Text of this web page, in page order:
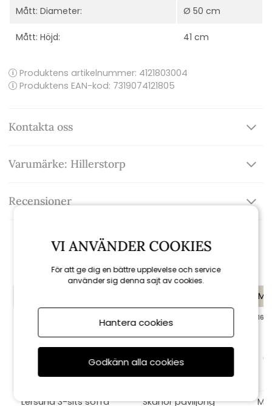
Mått: Diameter: Ø 50 cm
Mått: Höjd: 41 cm
Produktens artikelnummer: 4121803004
Produktens EAN-kod: 7319074121805
Kontakta oss
Varumärke: Hillerstorp
Recensioner
Rekommenderade tillbehör
Lersund 3-sits soffa
till 16/8
Skanör paviljong
till 16/8
VI ANVÄNDER COOKIES
För att ge dig en bättre upplevelse och service
använder sig denna sajt av cookies.
Hantera cookies
Godkänn alla cookies